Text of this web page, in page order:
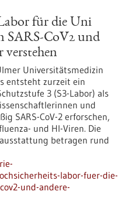
für die Uni
SARS-CoV2 und
verstehen
Universitätsmedizin
entsteht zurzeit ein
3 (S3-Labor) als
und
SARS-CoV-2 erforschen,
und HI-Viren. Die
betragen rund
labor-fuer-die-
und-andere-